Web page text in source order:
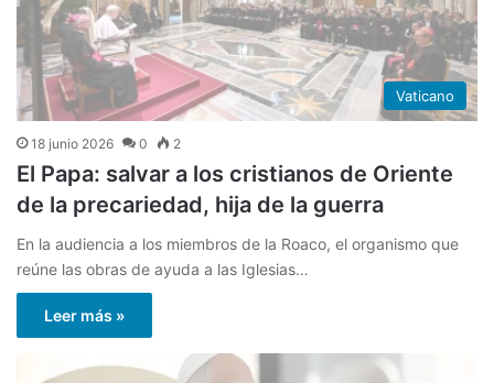
Vaticano
18 junio 2026 0 2
El Papa: salvar a los cristianos de Oriente
de la precariedad, hija de la guerra
En la audiencia a los miembros de la Roaco, el organismo que
reúne las obras de ayuda a las Iglesias…
Leer más »